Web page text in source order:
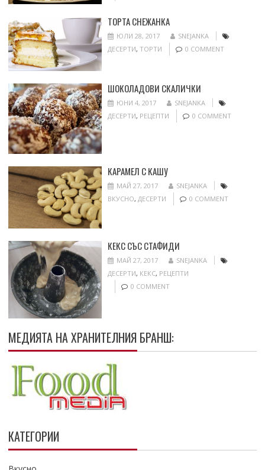
ТОРТА СНЕЖАНКА
ЮЛИ 28, 2017
SNEJANKA
ДЕСЕРТИ, ТОРТИ 0 COMMENT
ШОКОЛАДОВИ СКАЛИЧКИ
ЮНИ 4, 2017
SNEJANKA
ДЕСЕРТИ, РЕЦЕПТИ 0 COMMENT
КАРАМЕЛ С КАШУ
МАЙ 27, 2017
SNEJANKA
ВКУСНО, ДЕСЕРТИ 0 COMMENT
КЕКС СЪС СТАФИДИ
МАЙ 27, 2017
SNEJANKA
ДЕСЕРТИ, КЕКС, РЕЦЕПТИ
0 COMMENT
МЕДИЯТА НА ХРАНИТЕЛНИЯ БРАНШ:
КАТЕГОРИИ